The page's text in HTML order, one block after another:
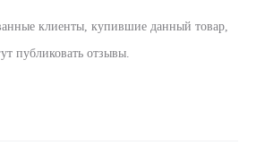
клиенты, купившие данный товар,
публиковать отзывы.